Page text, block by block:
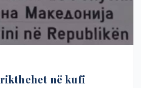
në kufi